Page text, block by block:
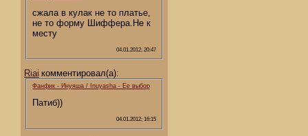
сжала в кулак не то платье,
не то форму Шиффера.Не к
месту
04.01.2012; 20:47
Riai комментировал(а):
Фанфик - Инуяша / Inuyasha - Ее выбор
Патиб))
04.01.2012; 16:15